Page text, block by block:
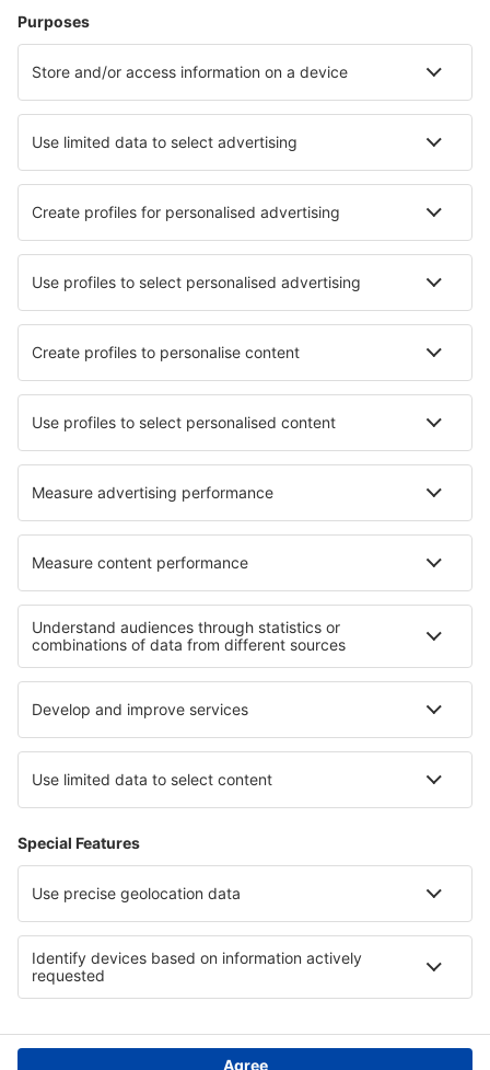
Atmautluak Airport (ATT)
Auburn/Lewiston (LEW)
Augusta Regional Airport (AGS)
Augusta State Airport (AUG)
Austin Straubel (GRB)
Austin-Bergstrom Intl. Airport (AUS)
Baltimore Thurgood Marshall (BWI)
Bangor Intl Airport (BGR)
Barkley Regional (PAH)
Barter Island Apt. (BTI)
Ryan (BTR)
Beckley (BKW)
Bellingham Intl Airport (BLI)
Bemidji Regional Airport (BJI)
Bert Mooney (BTM)
Bethel Airport (BET)
Bettles (BTT)
Birch Creek (KBC)
Birmingham-Shuttlesworth Intl Airport (BHM)
Bismarck Municipal Airport (BIS)